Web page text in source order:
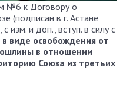
№6 к Договору о
(подписан в г. Астане
изм. и доп., вступ. в силу с
виде освобождения от
в отношении
Союза из третьих